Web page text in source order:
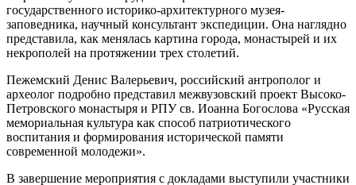
государственного историко-архитектурного музея-
заповедника, научный консультант экспедиции. Она наглядно
представила, как менялась картина города, монастырей и их
некрополей на протяжении трех столетий.
Пежемский Денис Валерьевич, российский антрополог и
археолог подробно представил межвузовский проект Высоко-
Петровского монастыря и РПУ св. Иоанна Богослова «Русская
мемориальная культура как способ патриотического
воспитания и формирования исторической памяти
современной молодежи».
В завершение мероприятия с докладами выступили участники